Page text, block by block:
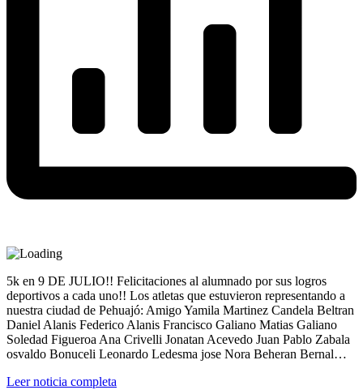
5k en 9 DE JULIO!! Felicitaciones al alumnado por sus logros
deportivos a cada uno!! Los atletas que estuvieron representando a
nuestra ciudad de Pehuajó: Amigo Yamila Martinez Candela Beltran
Daniel Alanis Federico Alanis Francisco Galiano Matias Galiano
Soledad Figueroa Ana Crivelli Jonatan Acevedo Juan Pablo Zabala
osvaldo Bonuceli Leonardo Ledesma jose Nora Beheran Bernal…
Leer noticia completa